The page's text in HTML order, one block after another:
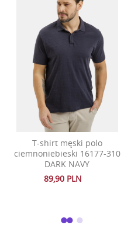
T-shirt męski polo
ciemnoniebieski 16177-310
DARK NAVY
89,90 PLN